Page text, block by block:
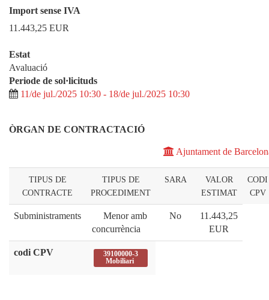
Import sense IVA
11.443,25 EUR
Estat
Avaluació
Periode de sol·licituds
11/de jul./2025 10:30 - 18/de jul./2025 10:30
ÒRGAN DE CONTRACTACIÓ
Ajuntament de
TIPUS DE
CONTRACTE
TIPUS DE
PROCEDIMENT
SARA
VALOR
ESTIMAT
CODI
CPV
Subministraments
Menor amb
concurrència
No
11.443,25
EUR
codi CPV
39100000-3
Mobiliari